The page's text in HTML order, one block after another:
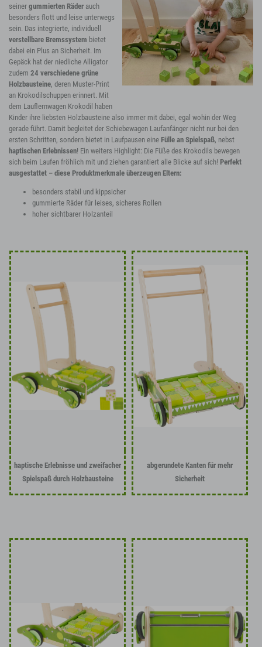
seiner gummierten Räder auch
besonders flott und leise unterwegs
sein. Das integrierte, individuell
verstellbare Bremssystem bietet
dabei ein Plus an Sicherheit. Im
Gepäck hat der niedliche Alligator
zudem 24 verschiedene grüne
Holzbausteine, deren Muster-Print
an Krokodilschuppen erinnert. Mit
dem Lauflernwagen Krokodil haben
Kinder ihre liebsten Holzbausteine also immer mit dabei, egal wohin der Weg
gerade führt. Damit begleitet der Schiebewagen Laufanfänger nicht nur bei den
ersten Schritten, sondern bietet in Laufpausen eine Fülle an Spielspaß, nebst
haptischen Erlebnissen! Ein weiters Highlight: Die Füße des Krokodils bewegen
sich beim Laufen fröhlich mit und ziehen garantiert alle Blicke auf sich! Perfekt
ausgestattet – diese Produktmerkmale überzeugen Eltern:
besonders stabil und kippsicher
gummierte Räder für leises, sicheres Rollen
hoher sichtbarer Holzanteil
haptische Erlebnisse und zweifacher
Spielspaß durch Holzbausteine
abgerundete Kanten für mehr
Sicherheit